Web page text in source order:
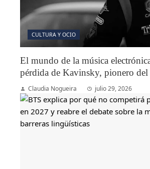
CULTURA Y OCIO
El mundo de la música
pérdida de Kavinsky, pionero
Claudia Nogueira julio 29, 2026